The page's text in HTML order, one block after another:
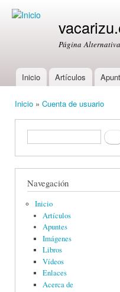
Página
Main menu
Inicio Artículos
Inicio » Cuenta de usuario
Formulario de búsqueda
Navegación
Inicio
Artículos
Apuntes
Imágenes
Libros
Vídeos
Enlaces
Acerca de